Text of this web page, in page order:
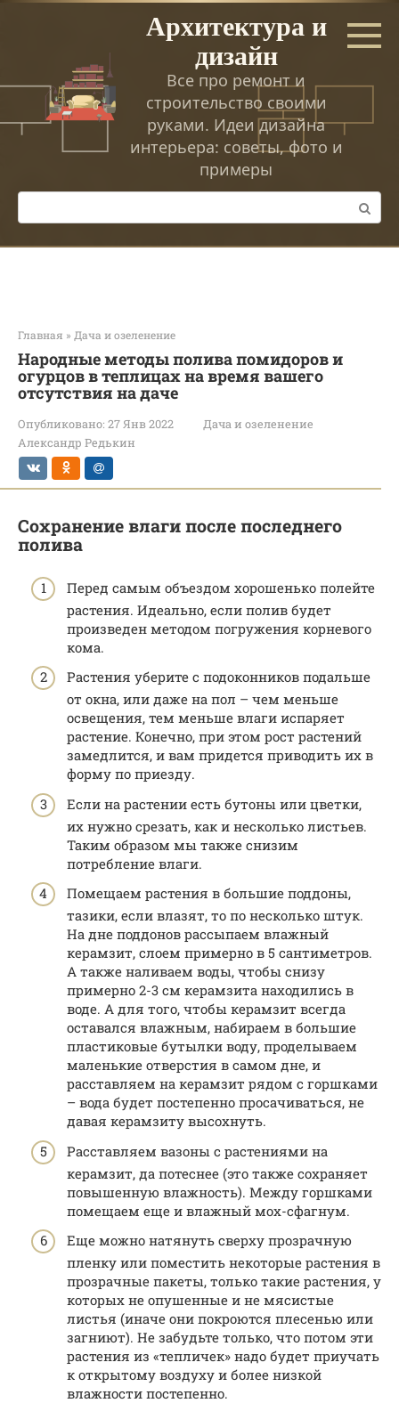
Перейти
Архитектура и
дизайн
Все про ремонт и
строительство своими
руками. Идеи дизайна
интерьера: советы, фото и
примеры
Поиск:
Главная » Дача и озеленение
Народные методы полива помидоров и
огурцов в теплицах на время вашего
отсутствия на даче
Опубликовано: 27 Янв 2022
Дача и озеленение
Александр Редькин
Сохранение влаги после последнего
полива
Перед самым объездом хорошенько полейте
растения. Идеально, если полив будет
произведен методом погружения корневого
кома.
Растения уберите с подоконников подальше
от окна, или даже на пол – чем меньше
освещения, тем меньше влаги испаряет
растение. Конечно, при этом рост растений
замедлится, и вам придется приводить их в
форму по приезду.
Если на растении есть бутоны или цветки,
их нужно срезать, как и несколько листьев.
Таким образом мы также снизим
потребление влаги.
Помещаем растения в большие поддоны,
тазики, если влазят, то по несколько штук.
На дне поддонов рассыпаем влажный
керамзит, слоем примерно в 5 сантиметров.
А также наливаем воды, чтобы снизу
примерно 2-3 см керамзита находились в
воде. А для того, чтобы керамзит всегда
оставался влажным, набираем в большие
пластиковые бутылки воду, проделываем
маленькие отверстия в самом дне, и
расставляем на керамзит рядом с горшками
– вода будет постепенно просачиваться, не
давая керамзиту высохнуть.
Расставляем вазоны с растениями на
керамзит, да потеснее (это также сохраняет
повышенную влажность). Между горшками
помещаем еще и влажный мох-сфагнум.
Еще можно натянуть сверху прозрачную
пленку или поместить некоторые растения в
прозрачные пакеты, только такие растения, у
которых не опушенные и не мясистые
листья (иначе они покроются плесенью или
загниют). Не забудьте только, что потом эти
растения из «тепличек» надо будет приучать
к открытому воздуху и более низкой
влажности постепенно.